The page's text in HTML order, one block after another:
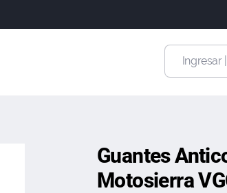
Ingresar
Guantes
Motosierra